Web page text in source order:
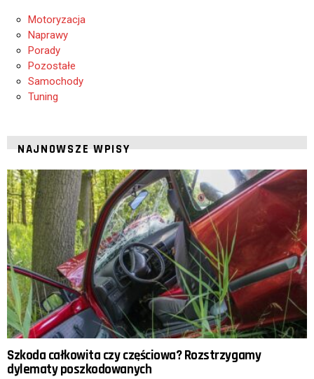
Motoryzacja
Naprawy
Porady
Pozostałe
Samochody
Tuning
NAJNOWSZE WPISY
Szkoda całkowita czy częściowa? Rozstrzygamy
dylematy poszkodowanych